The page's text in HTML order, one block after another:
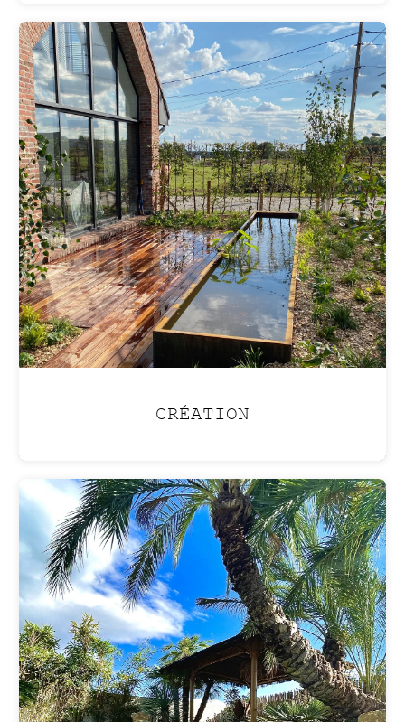
CRÉATION
PISCINE LAGON
Aménagez votre jardin pour créer une
atmosphère de vacancesété comme hiver
avec unepiscine lagon.
ENTRETIEN
Profitez devotre jardin sans en assumer les
contraintes, grâceànos services
d'entretien clé en main.